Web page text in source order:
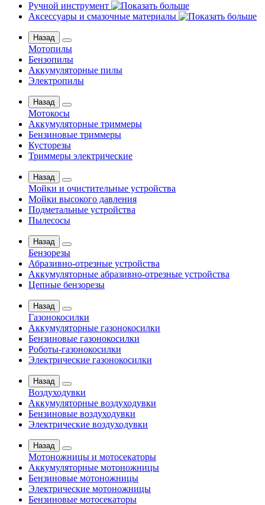
Ручной инструмент
Аксессуары и смазочные материалы
Назад
Мотопилы
Бензопилы
Аккумуляторные пилы
Электропилы
Назад
Мотокосы
Аккумуляторные триммеры
Бензиновые триммеры
Кусторезы
Триммеры электрические
Назад
Мойки и очистительные устройства
Мойки высокого давления
Подметальные устройства
Пылесосы
Назад
Бензорезы
Абразивно-отрезные устройства
Аккумуляторные абразивно-отрезные устройства
Цепные бензорезы
Назад
Газонокосилки
Аккумуляторные газонокосилки
Бензиновые газонокосилки
Роботы-газонокосилки
Электрические газонокосилки
Назад
Воздуходувки
Аккумуляторные воздуходувки
Бензиновые воздуходувки
Электрические воздуходувки
Назад
Мотоножницы и мотосекаторы
Аккумуляторные мотоножницы
Бензиновые мотоножницы
Электрические мотоножницы
Бензиновые мотосекаторы